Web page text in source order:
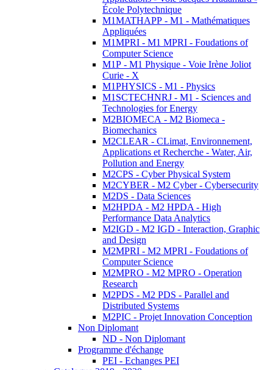
École Polytechnique
M1MATHAPP - M1 - Mathématiques
Appliquées
M1MPRI - M1 MPRI - Foudations of
Computer Science
M1P - M1 Physique - Voie Irène Joliot
Curie - X
M1PHYSICS - M1 - Physics
M1SCTECHNRJ - M1 - Sciences and
Technologies for Energy
M2BIOMECA - M2 Biomeca -
Biomechanics
M2CLEAR - CLimat, Environnement,
Applications et Recherche - Water, Air,
Pollution and Energy
M2CPS - Cyber Physical System
M2CYBER - M2 Cyber - Cybersecurity
M2DS - Data Sciences
M2HPDA - M2 HPDA - High
Performance Data Analytics
M2IGD - M2 IGD - Interaction, Graphic
and Design
M2MPRI - M2 MPRI - Foudations of
Computer Science
M2MPRO - M2 MPRO - Operation
Research
M2PDS - M2 PDS - Parallel and
Distributed Systems
M2PIC - Projet Innovation Conception
Non Diplomant
ND - Non Diplomant
Programme d'échange
PEI - Echanges PEI